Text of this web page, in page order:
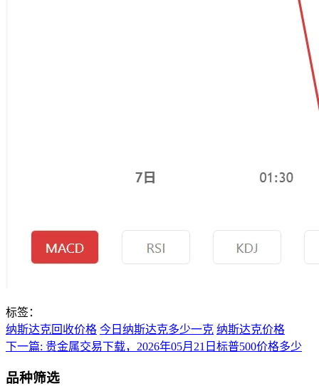
标签：
纳斯达克回收价格 今日纳斯达克多少一克 纳斯达克价格
下一篇: 贵金属交易下载，2026年05月21日标普500价格多少
品种筛选